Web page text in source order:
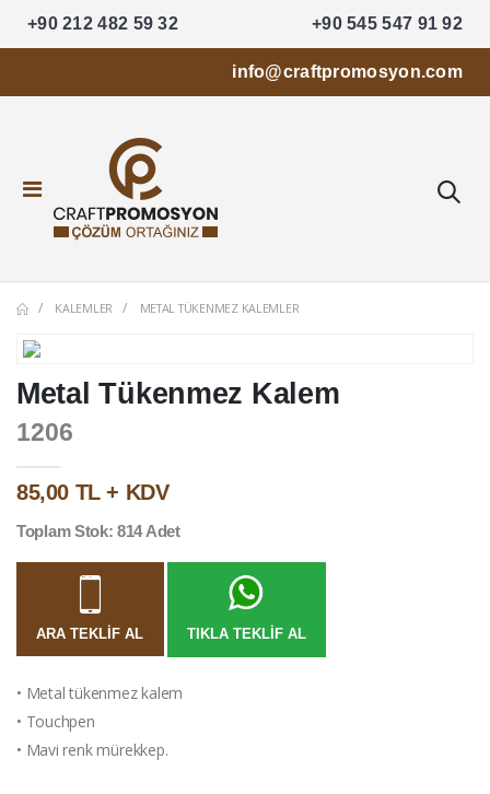
+90 212 482 59 32 +90 545 547 91 92
info@craftpromosyon.com
KALEMLER METAL TÜKENMEZ KALEMLER
Metal Tükenmez Kalem
1206
85,00 TL + KDV
Toplam Stok: 814 Adet
ARA TEKLIF AL TIKLA TEKLIF AL
• Metal tükenmez kalem
• Touchpen
• Mavi renk mürekkep.